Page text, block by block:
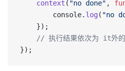
	context
( "no done" ,
		console.
log ( "no
	});
// 执行结果依次为 it外
});